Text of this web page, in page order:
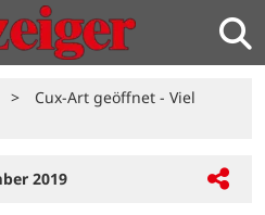
>
Cux-Art geöffnet - Viel
2019